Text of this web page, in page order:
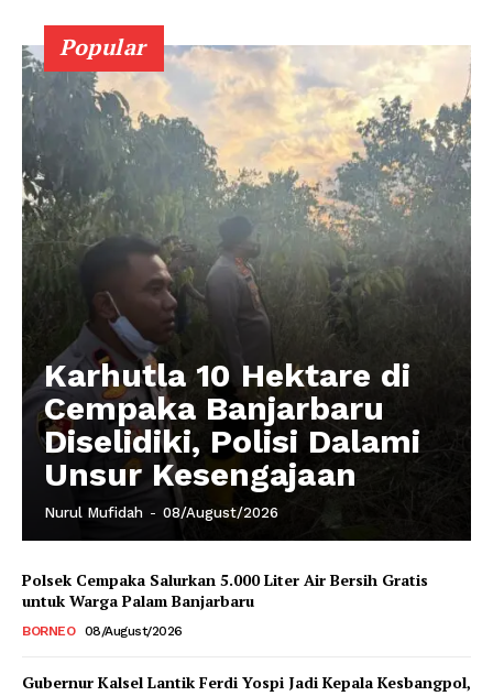
Popular
Karhutla 10 Hektare di
Cempaka Banjarbaru
Diselidiki, Polisi Dalami
Unsur Kesengajaan
Nurul Mufidah - 08/August/2026
Polsek Cempaka Salurkan 5.000 Liter Air Bersih Gratis
untuk Warga Palam Banjarbaru
BORNEO 08/August/2026
Gubernur Kalsel Lantik Ferdi Yospi Jadi Kepala Kesbangpol,